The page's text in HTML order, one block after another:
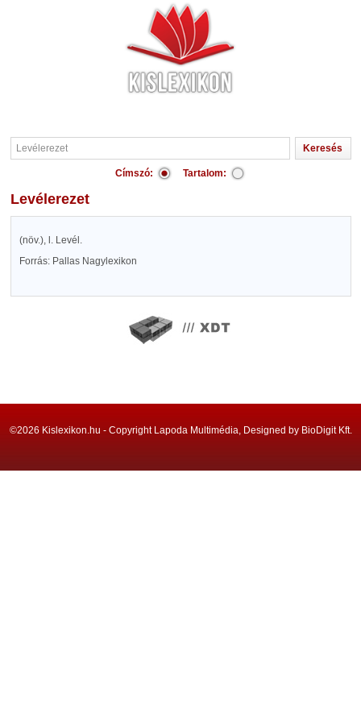
Címszó: Tartalom:
Levélerezet
(növ.), l. Levél.
Forrás: Pallas Nagylexikon
©2026 Kislexikon.hu - Copyright Lapoda Multimédia, Designed by BioDigit Kft.